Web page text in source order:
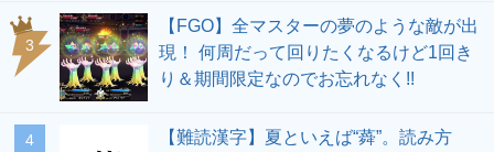
3
【FGO】全マスターの夢のような敵が出
現！ 何周だって回りたくなるけど1回き
り＆期間限定なのでお忘れなく!!
4
【難読漢字】夏といえば“蕣”。読み方